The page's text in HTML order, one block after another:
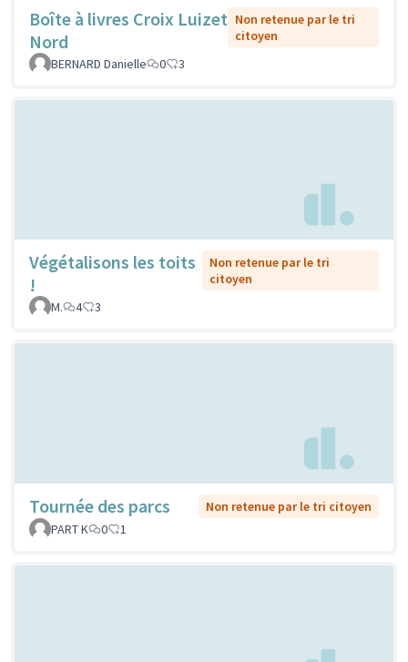
Boîte à livres Croix Luizet
Nord
Non retenue par le tri
citoyen
BERNARD Danielle
0 3
Végétalisons les toits
!
Non retenue par le tri
citoyen
M.
4 3
Tournée des parcs
Non retenue par le tri citoyen
PART K
0 1